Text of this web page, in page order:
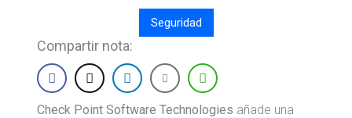
Seguridad
Compartir nota:
Check Point Software Technologies añade una